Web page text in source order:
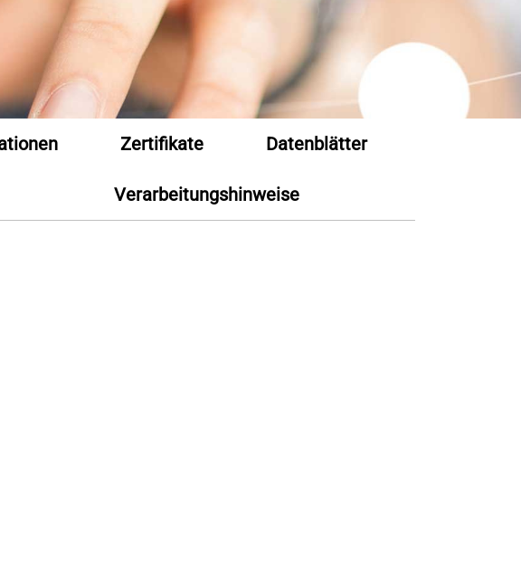
Zertifikate Datenblätter
Verarbeitungshinweise